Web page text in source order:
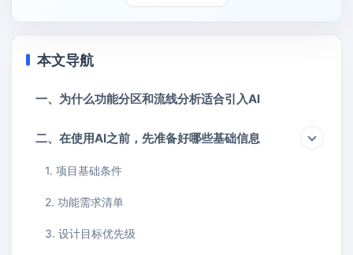
本文导航
一、为什么功能分区和流线分析适合引入AI
二、在使用AI之前，先准备好哪些基础信息
1. 项目基础条件
2. 功能需求清单
3. 设计目标优先级